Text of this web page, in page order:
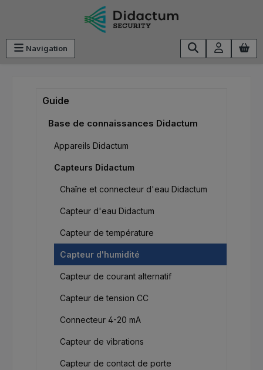
Passer au contenu principal
Navigation
Guide
Base de connaissances Didactum
Appareils Didactum
Capteurs Didactum
Chaîne et connecteur d'eau Didactum
Capteur d'eau Didactum
Capteur de température
Capteur d'humidité
Capteur de courant alternatif
Capteur de tension CC
Connecteur 4-20 mA
Capteur de vibrations
Capteur de contact de porte